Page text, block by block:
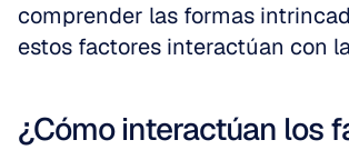
comprender las formas
estos factores interactúan con
¿Cómo interactúan los